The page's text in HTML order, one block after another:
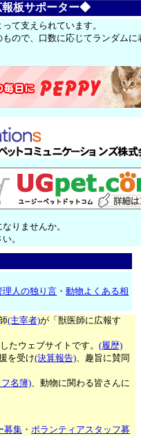
板サポーター◆
て支えられています。
ので、口数に応じてランダムに
りませんか。
。
理人の独り言 ・動物よくある相
(主宰者)が「獣医師に広報す
たウェブサイトです。(履歴)
を受け(決算報告)、趣旨に賛同
名簿)、動物に関わる皆さんに
募集 ・ボランティアスタッフ募